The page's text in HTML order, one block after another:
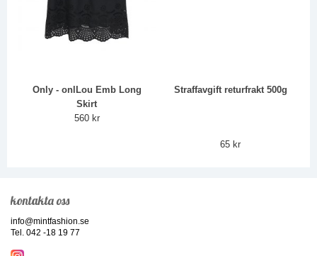
Only - onlLou Emb Long
Skirt
560 kr
Straffavgift returfrakt 500g
65 kr
kontakta oss
info@mintfashion.se
Tel. 042 -18 19 77